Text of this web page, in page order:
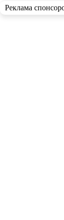
Реклама